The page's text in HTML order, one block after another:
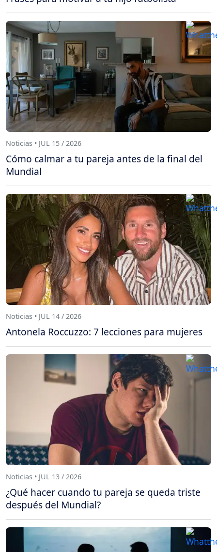
Noticias • JUL 15 / 2026
Cómo calmar a tu pareja antes de la final del
Mundial
Noticias • JUL 14 / 2026
Antonela Roccuzzo: 7 lecciones para mujeres
Noticias • JUL 13 / 2026
¿Qué hacer cuando tu pareja se queda triste
después del Mundial?